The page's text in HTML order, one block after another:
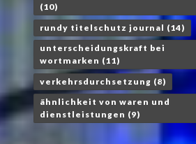
(10)
rundy titelschutz journal (14)
unterscheidungskraft bei
wortmarken (11)
verkehrsdurchsetzung (8)
ähnlichkeit von waren und
dienstleistungen (9)